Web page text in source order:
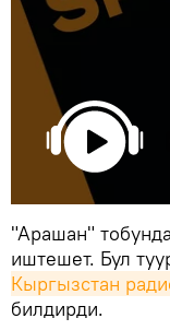
"Арашан"
иштешет. Бул
Кыргызстан
билдирди.